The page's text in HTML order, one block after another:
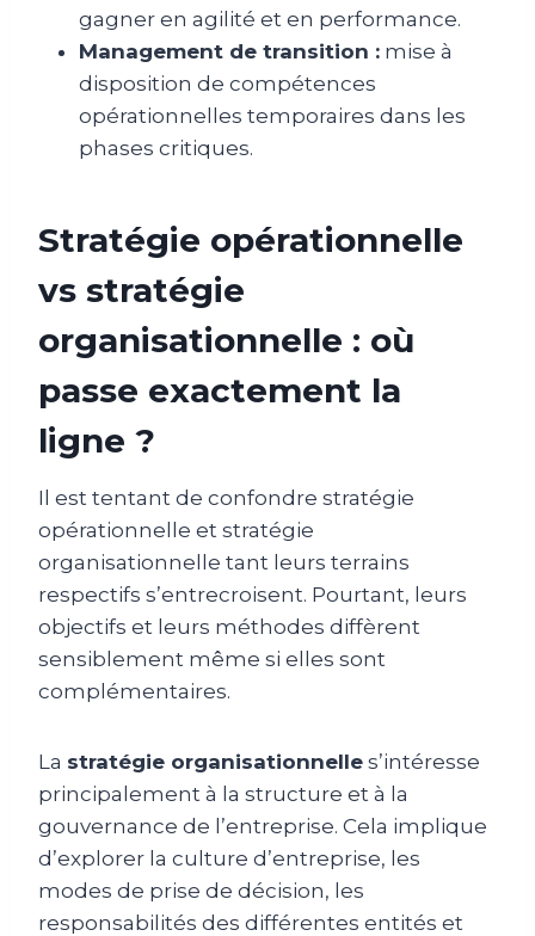
gagner en agilité et en performance.
Management de transition : mise à
disposition de compétences
opérationnelles temporaires dans les
phases critiques.
Stratégie opérationnelle
vs stratégie
organisationnelle : où
passe exactement la
ligne ?
Il est tentant de confondre stratégie
opérationnelle et stratégie
organisationnelle tant leurs terrains
respectifs s’entrecroisent. Pourtant, leurs
objectifs et leurs méthodes diffèrent
sensiblement même si elles sont
complémentaires.
La stratégie organisationnelle s’intéresse
principalement à la structure et à la
gouvernance de l’entreprise. Cela implique
d’explorer la culture d’entreprise, les
modes de prise de décision, les
responsabilités des différentes entités et